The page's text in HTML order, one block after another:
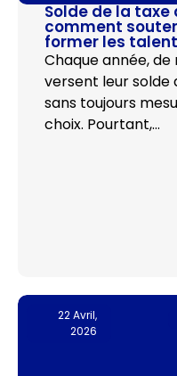
Solde de la taxe
comment
former les
Chaque année,
versent leur solde
sans toujours
choix. Pourtant,…
22 Avril,
2026